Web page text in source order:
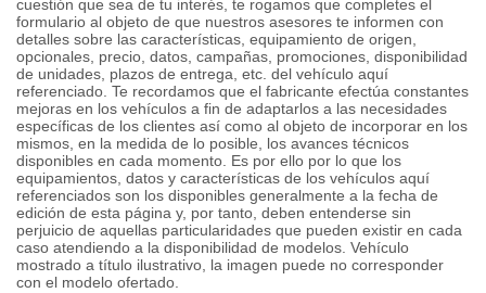
cuestión que sea de tu interés, te rogamos que completes el
formulario al objeto de que nuestros asesores te informen con
detalles sobre las características, equipamiento de origen,
opcionales, precio, datos, campañas, promociones, disponibilidad
de unidades, plazos de entrega, etc. del vehículo aquí
referenciado. Te recordamos que el fabricante efectúa constantes
mejoras en los vehículos a fin de adaptarlos a las necesidades
específicas de los clientes así como al objeto de incorporar en los
mismos, en la medida de lo posible, los avances técnicos
disponibles en cada momento. Es por ello por lo que los
equipamientos, datos y características de los vehículos aquí
referenciados son los disponibles generalmente a la fecha de
edición de esta página y, por tanto, deben entenderse sin
perjuicio de aquellas particularidades que pueden existir en cada
caso atendiendo a la disponibilidad de modelos. Vehículo
mostrado a título ilustrativo, la imagen puede no corresponder
con el modelo ofertado.